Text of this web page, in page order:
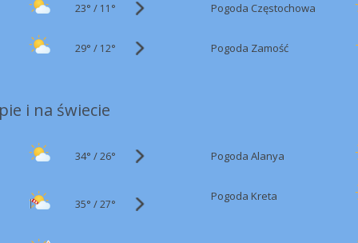
23° / 11° Pogoda Częstochowa
29° / 12° Pogoda Zamość
i na świecie
34° /26° Pogoda Alanya
35° /27°
Pogoda Kreta